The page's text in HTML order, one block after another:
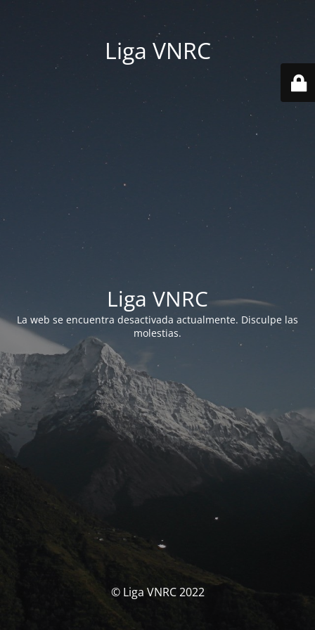
Liga VNRC
Liga VNRC
La web se encuentra desactivada actualmente. Disculpe las
molestias.
© Liga VNRC 2022